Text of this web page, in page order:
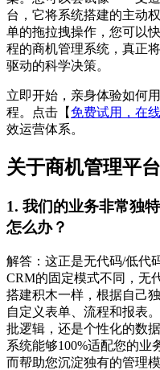
台，它将系统搭建的主动
单的拖拉拽操作，您可以
程的商机管理系统，真正
驱动的科学决策。
立即开始，亲身体验如何
程。点击【 免费试用，在
效运营体系。
关于商机管理平
1. 我们的业务非常独
怎么办？
解答：这正是无代码/低代
CRM的固定模式不同，无
搭建积木一样，根据自己
自定义表单、流程和报表
批逻辑，还是个性化的数
系统能够100%适配您的业
而帮助您沉淀独有的管理